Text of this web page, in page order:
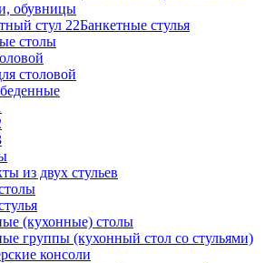
обувницы
Банкетные стулья
столы
столовой
из двух стульев
(кухонные) столы
группы (кухонный стол со стульями)
консоли